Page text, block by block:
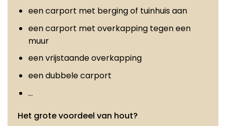
een carport met berging of tuinhuis aan
een carport met overkapping tegen een
muur
een vrijstaande overkapping
een dubbele carport
…
Het grote voordeel van hout?